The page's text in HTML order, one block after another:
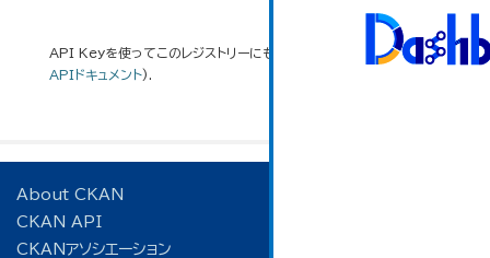
API Keyを使ってこのレジストリーにもアクセス可能ですAPI(see
APIドキュメント).
About CKAN
CKAN API
CKANアソシエーション